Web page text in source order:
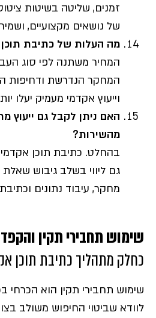
זמנים, שליטה בשיטות
של נושאים מקצועיים,
מה העלות של כתיבת
המחיר משתנה לפי סוג
המחקר הנדרשת ודחיפות
וייעוץ אקדמי מעמיק יעלו
האם ניתן לקבל גם ייעוץ
מהשירות?
בהחלט. כתיבת תוכן אקדמי
גם ליווי בשלב גיבוש
מחקר, עיבוד נתונים וכתיבת
שימוש תחבירי תקין
כחלק מתהליך כתיבת תוכן
שימוש תחבירי תקין הוא הכרחי
לוודא שביטוי החיפוש משולב